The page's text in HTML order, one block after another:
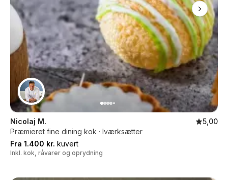
Nicolaj M.
5,00
Præmieret fine dining kok · Iværksætter
Fra 1.400 kr. kuvert
Inkl. kok, råvarer og oprydning